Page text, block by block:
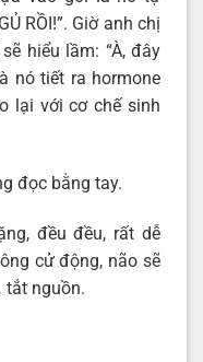
RỒI!”. Giờ anh chị
hiểu lầm: “À, đây
nó tiết ra hormone
lại với cơ chế sinh
đọc bằng tay.
đều đều, rất dễ
cử động, não sẽ
nguồn.